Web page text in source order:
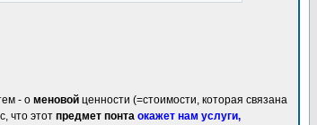
- о меновой ценности (=стоимости, которая связана
что этот предмет понта окажет нам услуги,